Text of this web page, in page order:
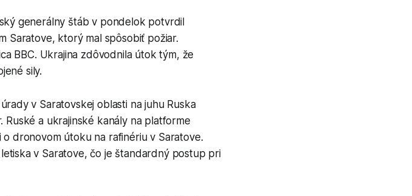
generálny štáb v pondelok potvrdil
Saratove, ktorý mal spôsobiť požiar.
BBC. Ukrajina zdôvodnila útok tým, že
sily.
v Saratovskej oblasti na juhu Ruska
Ruské a ukrajinské kanály na platforme
dronovom útoku na rafinériu v Saratove.
v Saratove, čo je štandardný postup pri